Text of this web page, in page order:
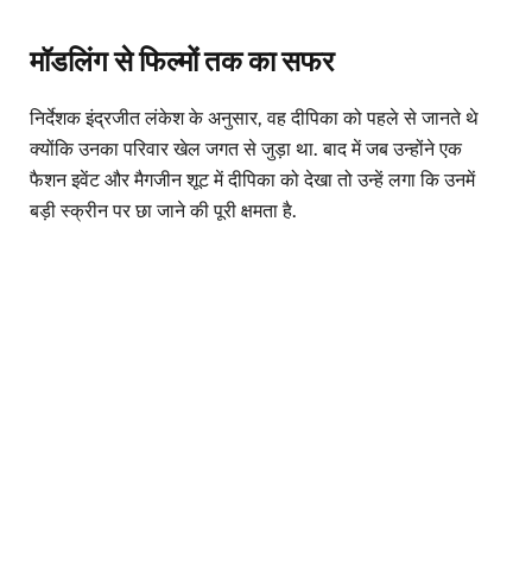
मॉडलिंग से फिल्मों तक का सफर
निर्देशक इंद्रजीत लंकेश के अनुसार, वह दीपिका को पहले से जानते थे
क्योंकि उनका परिवार खेल जगत से जुड़ा था. बाद में जब उन्होंने एक
फैशन इवेंट और मैगजीन शूट में दीपिका को देखा तो उन्हें लगा कि उनमें
बड़ी स्क्रीन पर छा जाने की पूरी क्षमता है.